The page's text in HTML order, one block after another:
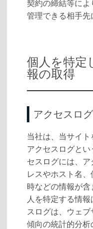
契約の締結等に
管理できる相手先
個人を特定
報の取得
アクセスログ
当社は、当サイ
アクセスログと
セスログには、
レスやホスト名
時などの情報が
人を特定する情
スログは、ウェ
傾向の統計的分析